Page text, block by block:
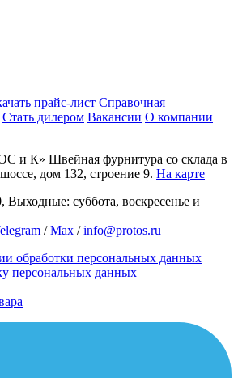
прайс-лист Справочная
Стать дилером Вакансии О компании
и К» Швейная фурнитура со склада в
дом 132, строение 9. На карте
Выходные: суббота, воскресенье и
/Max /info@protos.ru
обработки персональных данных
персональных данных